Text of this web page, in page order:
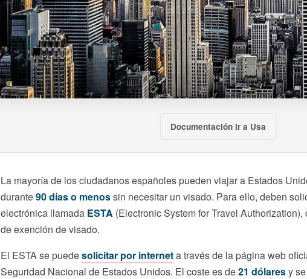
Documentación ir a Usa
La mayoría de los ciudadanos españoles pueden viajar a Estados
durante90 días o menossin necesitar un visado. Para ello, deben
electrónica llamada ESTA (Electronic System for Travel
de exención de visado.
El ESTA se puedesolicitar por interneta través de la página web
Seguridad Nacional de Estados Unidos. El coste es de21 dólaresy